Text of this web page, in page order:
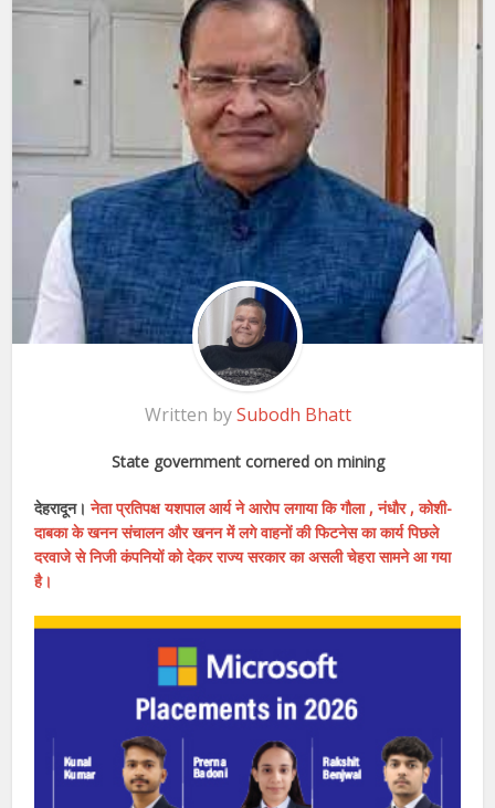
Written bySubodh Bhatt
State government cornered on mining
देहरादून। नेता प्रतिपक्ष यशपाल आर्य ने आरोप लगाया कि गौला , नंधौर , कोशी-
दाबका के खनन संचालन और खनन में लगे वाहनों की फिटनेस का कार्य पिछले
दरवाजे से निजी कंपनियों को देकर राज्य सरकार का असली चेहरा सामने आ गया
है।